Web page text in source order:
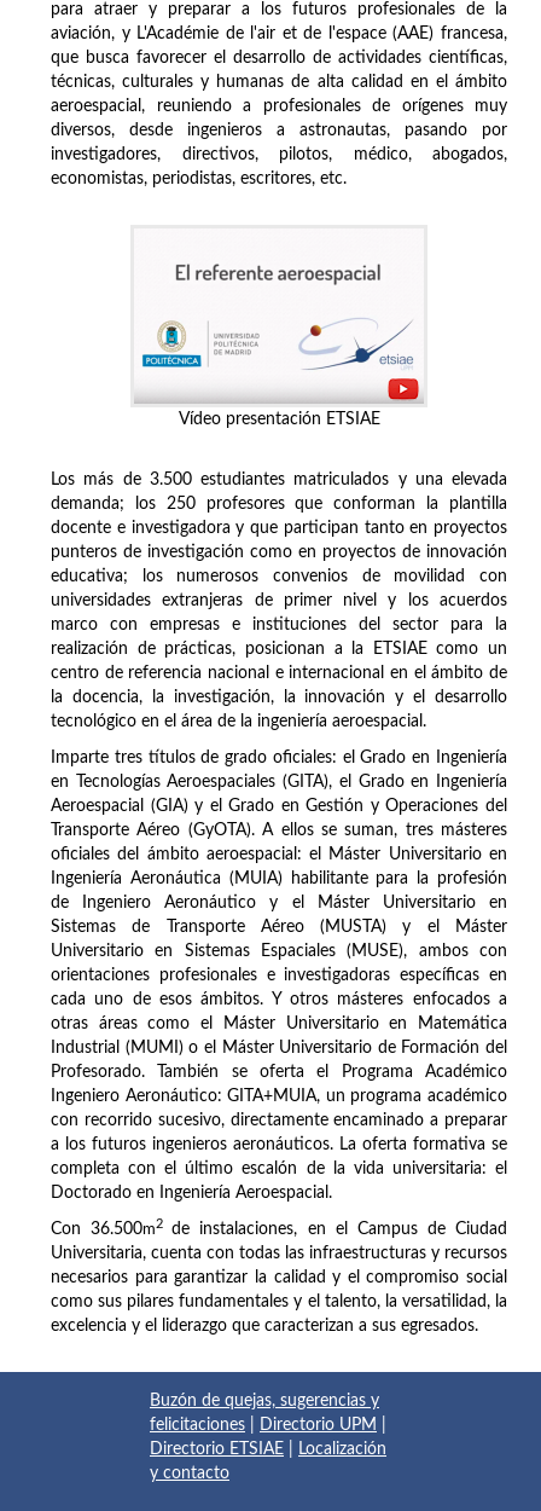
para atraer y preparar a los futuros profesionales de la
aviación, y L'Académie de l'air et de l'espace (AAE) francesa,
que busca favorecer el desarrollo de actividades científicas,
técnicas, culturales y humanas de alta calidad en el ámbito
aeroespacial, reuniendo a profesionales de orígenes muy
diversos, desde ingenieros a astronautas, pasando por
investigadores, directivos, pilotos, médico, abogados,
economistas, periodistas, escritores, etc.
Vídeo presentación ETSIAE
Los más de 3.500 estudiantes matriculados y una elevada
demanda; los 250 profesores que conforman la plantilla
docente e investigadora y que participan tanto en proyectos
punteros de investigación como en proyectos de innovación
educativa; los numerosos convenios de movilidad con
universidades extranjeras de primer nivel y los acuerdos
marco con empresas e instituciones del sector para la
realización de prácticas, posicionan a la ETSIAE como un
centro de referencia nacional e internacional en el ámbito de
la docencia, la investigación, la innovación y el desarrollo
tecnológico en el área de la ingeniería aeroespacial.
Imparte tres títulos de grado oficiales: el Grado en Ingeniería
en Tecnologías Aeroespaciales (GITA), el Grado en Ingeniería
Aeroespacial (GIA) y el Grado en Gestión y Operaciones del
Transporte Aéreo (GyOTA). A ellos se suman, tres másteres
oficiales del ámbito aeroespacial: el Máster Universitario en
Ingeniería Aeronáutica (MUIA) habilitante para la profesión
de Ingeniero Aeronáutico y el Máster Universitario en
Sistemas de Transporte Aéreo (MUSTA) y el Máster
Universitario en Sistemas Espaciales (MUSE), ambos con
orientaciones profesionales e investigadoras específicas en
cada uno de esos ámbitos. Y otros másteres enfocados a
otras áreas como el Máster Universitario en Matemática
Industrial (MUMI) o el Máster Universitario de Formación del
Profesorado. También se oferta el Programa Académico
Ingeniero Aeronáutico: GITA+MUIA, un programa académico
con recorrido sucesivo, directamente encaminado a preparar
a los futuros ingenieros aeronáuticos. La oferta formativa se
completa con el último escalón de la vida universitaria: el
Doctorado en Ingeniería Aeroespacial.
Con 36.500m2
de instalaciones, en el Campus de Ciudad
Universitaria, cuenta con todas las infraestructuras y recursos
necesarios para garantizar la calidad y el compromiso social
como sus pilares fundamentales y el talento, la versatilidad, la
excelencia y el liderazgo que caracterizan a sus egresados.
Buzón de quejas, sugerencias y
felicitaciones
Directorio UPM
Directorio ETSIAE
Localización
y contacto